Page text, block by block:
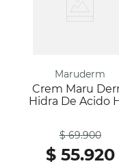
Maruderm
Crem Maru Derm
Hidra De Acido
$ 69.900
$ 55.920